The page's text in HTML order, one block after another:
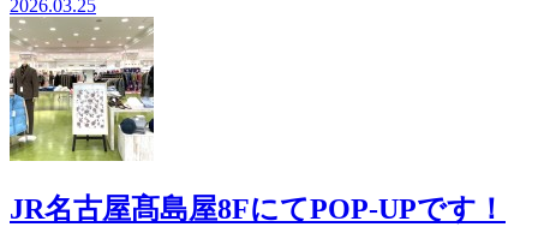
2026.03.25
JR名古屋髙島屋8FにてPOP-UPです！